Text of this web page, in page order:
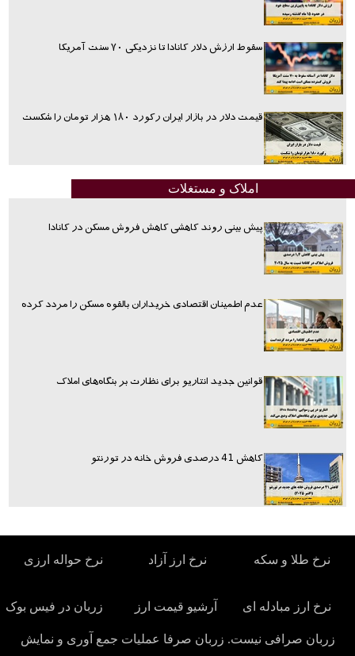
سقوط ارزش دلار کانادا تا نزدیکی ۷۰ سنت آمریکا
قیمت دلار در بازار ایران رکورد ۱۸۰ هزار تومان را شکست
املاک و مستغلات
پیش بینی روند کاهشی کاهش فروش مسکن در کانادا
عدم اطمینان اقتصادی خریداران بالقوه مسکن را مردد کرده
قوانین جدید انتاریو برای نظارت بر بنگاه‌های املاک
کاهش 41 درصدی فروش خانه در تورنتو
نرخ طلا و سکه نرخ ارز آزاد نرخ حواله ارزی
نرخ ارز مبادله ای آرشیو قیمت ارز زربان در فیس بوک
زربان صرافی نیست. زربان صرفا عملیات جمع آوری و نمایش